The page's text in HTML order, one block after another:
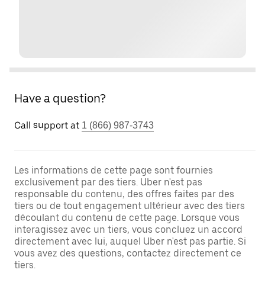
Have a question?
Call support at 1 (866) 987-3743
Les informations de cette page sont fournies
exclusivement par des tiers. Uber n'est pas
responsable du contenu, des offres faites par des
tiers ou de tout engagement ultérieur avec des tiers
découlant du contenu de cette page. Lorsque vous
interagissez avec un tiers, vous concluez un accord
directement avec lui, auquel Uber n'est pas partie. Si
vous avez des questions, contactez directement ce
tiers.